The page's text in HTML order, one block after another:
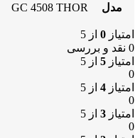
مدل GC 4508 THOR
امتیاز 0 از 5
0 نقد و بررسی
امتیاز 5 از 5
0
امتیاز 4 از 5
0
امتیاز 3 از 5
0